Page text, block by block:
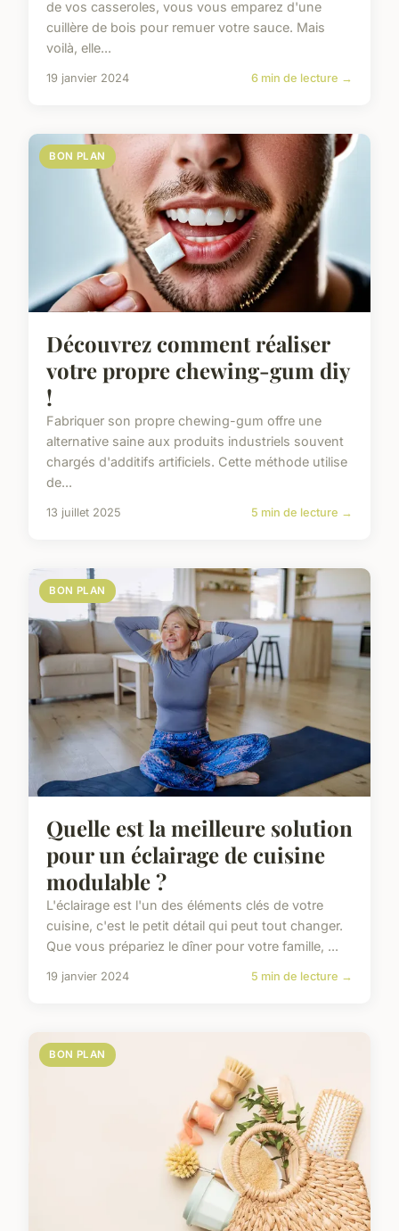
de vos casseroles, vous vous emparez d'une
cuillère de bois pour remuer votre sauce. Mais
voilà, elle...
19 janvier 2024 6 min de lecture →
BON PLAN
Découvrez comment réaliser
votre propre chewing-gum diy
!
Fabriquer son propre chewing-gum offre une
alternative saine aux produits industriels souvent
chargés d'additifs artificiels. Cette méthode utilise
de...
13 juillet 2025 5 min de lecture →
BON PLAN
Quelle est la meilleure solution
pour un éclairage de cuisine
modulable ?
L'éclairage est l'un des éléments clés de votre
cuisine, c'est le petit détail qui peut tout changer.
Que vous prépariez le dîner pour votre famille, ...
19 janvier 2024 5 min de lecture →
BON PLAN